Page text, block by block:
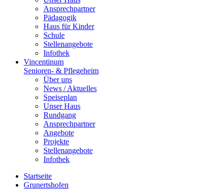
Ansprechpartner
Pädagogik
Haus für Kinder
Schule
Stellenangebote
Infothek
Vincentinum
Senioren- & Pflegeheim
Über uns
News / Aktuelles
Speiseplan
Unser Haus
Rundgang
Ansprechpartner
Angebote
Projekte
Stellenangebote
Infothek
Startseite
Grunertshofen